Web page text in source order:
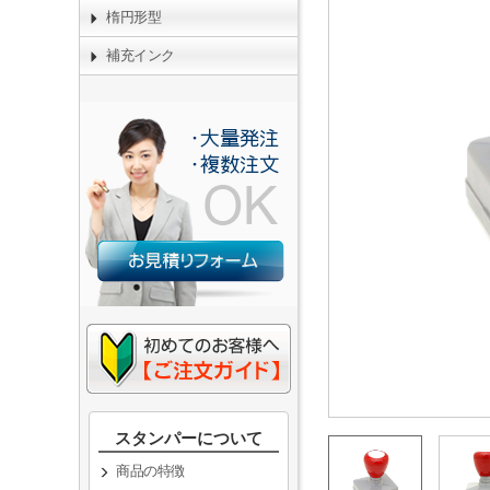
楕円形型
補充インク
スタンパーについて
商品の特徴